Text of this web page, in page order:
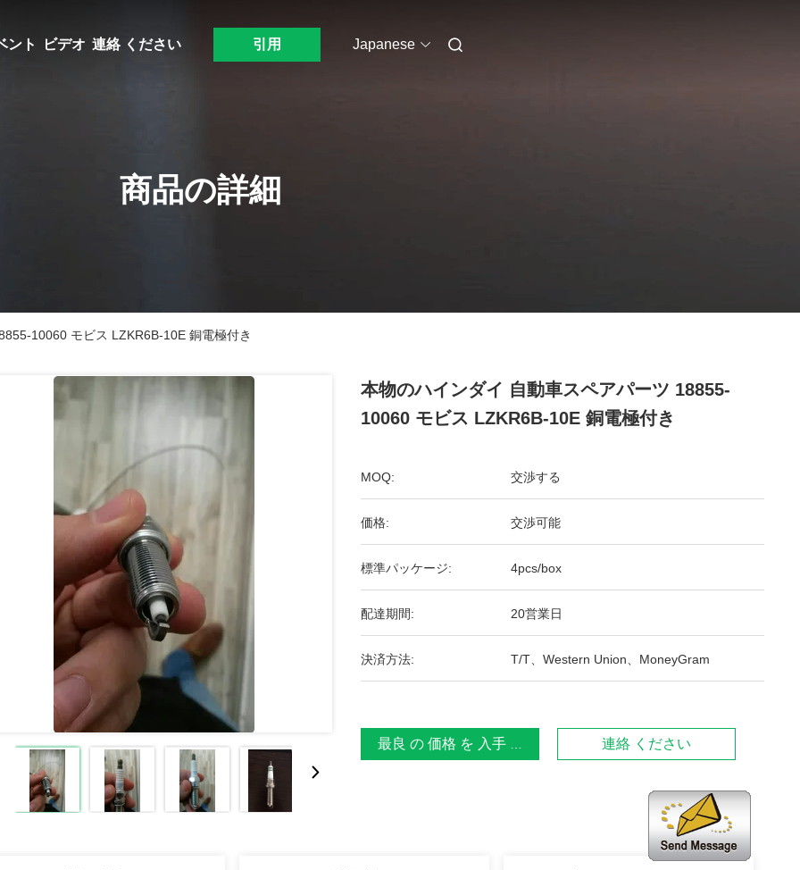
ント ビデオ 連絡 ください 引用 Japanese
商品の詳細
10060 モビス LZKR6B-10E 銅電極付き
本物のハインダイ 自動車スペアパーツ 18855-
10060 モビス LZKR6B-10E 銅電極付き
MOQ: 交渉する
価格: 交渉可能
標準パッケージ: 4pcs/box
配達期間: 20営業日
決済方法: T/T、Western Union、MoneyGram
最良 の 価格 を 入手 する 連絡 ください